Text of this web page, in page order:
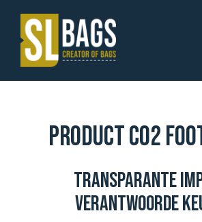
PRODUCT CO2
TRANSPARANTE
VERANTWOORDE